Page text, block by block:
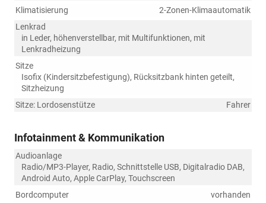
Klimatisierung
2-Zonen-Klimaautomatik
Lenkrad
in Leder, höhenverstellbar, mit Multifunktionen, mit
Lenkradheizung
Sitze
Isofix (Kindersitzbefestigung), Rücksitzbank hinten geteilt,
Sitzheizung
Sitze: Lordosenstütze
Fahrer
Infotainment & Kommunikation
Audioanlage
Radio/MP3-Player, Radio, Schnittstelle USB, Digitalradio DAB,
Android Auto, Apple CarPlay, Touchscreen
Bordcomputer
vorhanden